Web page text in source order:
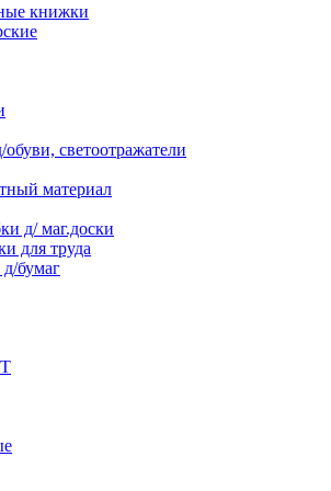
книжки
светоотражатели
материал
д/ маг.доски
для труда
бумаг